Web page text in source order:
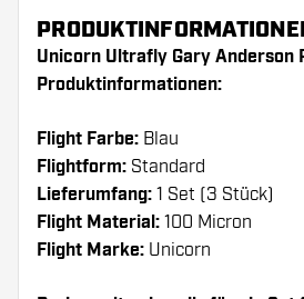
Unicorn Ultrafly Gary Anderson
Produktinformationen:
Flight Farbe: Blau
Flightform: Standard
Lieferumfang: 1 Set (3 Stück)
Flight Material: 100 Micron
Flight Marke: Unicorn